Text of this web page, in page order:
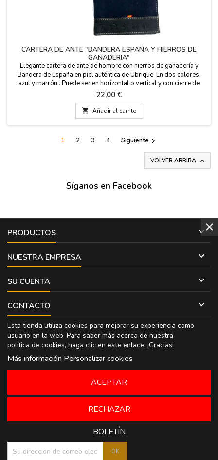
CARTERA DE ANTE "BANDERA ESPAÑA Y HIERROS DE
GANADERIA"
Elegante cartera de ante de hombre con hierros de ganadería y
Bandera de España en piel auténtica de Ubrique. En dos colores,
azul y marrón . Puede ser en horizontal o vertical y con cierre de
botón o sin cierre. Fabricada en España. Medidas: VERTICAL: 11 cm
x 8 cm con cierre y sin cierre. HORIZONTAL: 11 cm x 8,5 cm
con cierre y monedero.
Precio
22,00 €
 Añadir al carrito
1 2 3 4 Siguiente 
VOLVER ARRIBA 
Síganos en Facebook
PRODUCTOS 
NUESTRA EMPRESA 
SU CUENTA 
CONTACTO 
Esta tienda utiliza cookies para mejorar su experiencia como
usuario en la web. Para saber más acerca de nuestra
política de cookies, haga clic en este enlace. ¡Gracias!
Más información Personalizar cookies
RECHAZAR
ACEPTAR
BOLETÍN